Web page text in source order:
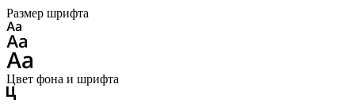
Размер шрифта
Цвет фона и шрифта